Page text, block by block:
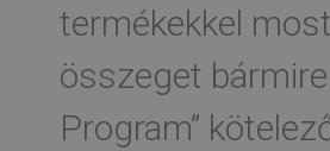
termékekkel
összeget
Program”